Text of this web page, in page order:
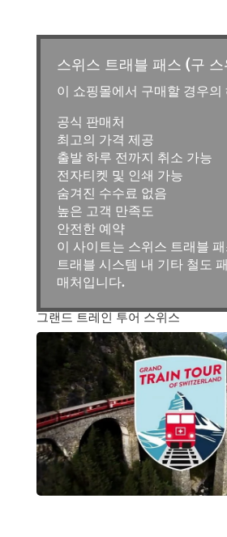
스위스 트래블 패스 (구
이 쇼핑몰에서 구매할 경우의
공식 판매처
최고의 가격 제공
출발 하루 전까지 취소 가능
전자티켓 및 인쇄 가능
숨겨진 수수료 없음
높은 고객 만족도
안전한 예약
이 사이트는 스위스 트래블
트래블 시스템 내 기타 철도
매처입니다.
그랜드 트레인 투어 스위스